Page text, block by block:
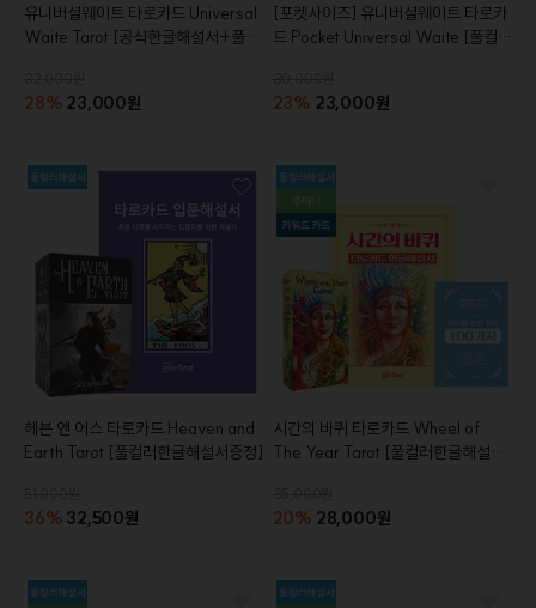
유니버셜웨이트 타로카드 Universal
Waite Tarot [공식한글해설서+풀컬
28% 23,000원
[포켓사이즈] 유니버셜웨이트 타로카
드Pocket Universal Waite [풀컬러
23% 23,000원
헤븐 앤 어스 타로카드 Heaven and
Earth Tarot [풀컬러한글해설서증정]
36% 32,500원
시간의 바퀴 타로카드Wheel of
The Year Tarot [풀컬러한글해설서
20% 28,000원